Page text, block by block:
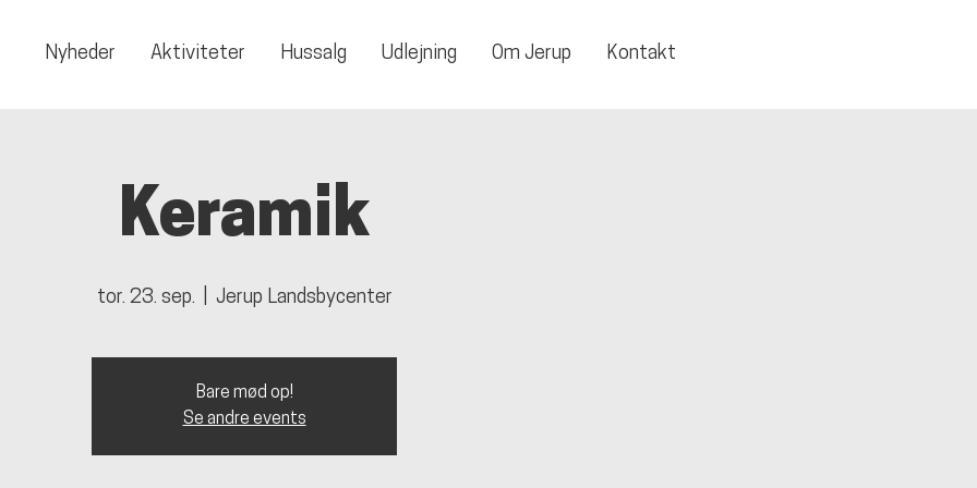
Nyheder Aktiviteter Hussalg Udlejning Om Jerup Kontakt
Keramik
tor. 23. sep. Jerup Landsbycenter
Bare mød op!
Se andre events